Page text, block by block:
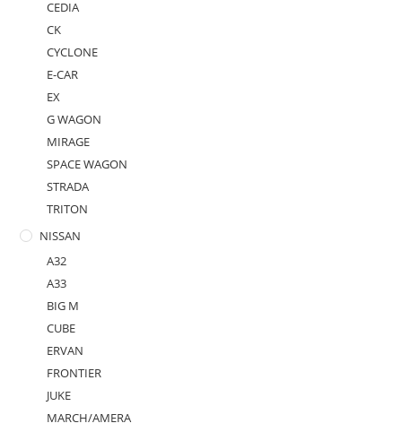
CEDIA
CK
CYCLONE
E-CAR
EX
G WAGON
MIRAGE
SPACE WAGON
STRADA
TRITON
NISSAN
A32
A33
BIG M
CUBE
ERVAN
FRONTIER
JUKE
MARCH/AMERA